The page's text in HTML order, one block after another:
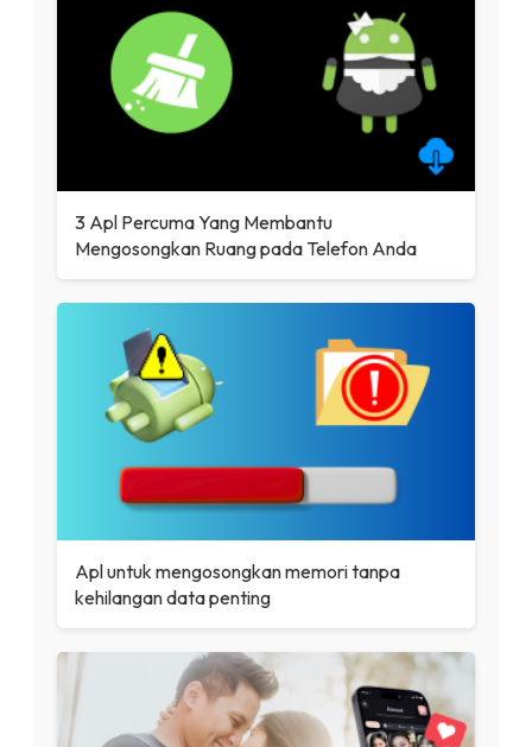
3 Apl Percuma Yang Membantu
Mengosongkan Ruang pada Telefon Anda
Apl untuk mengosongkan memori tanpa
kehilangan data penting